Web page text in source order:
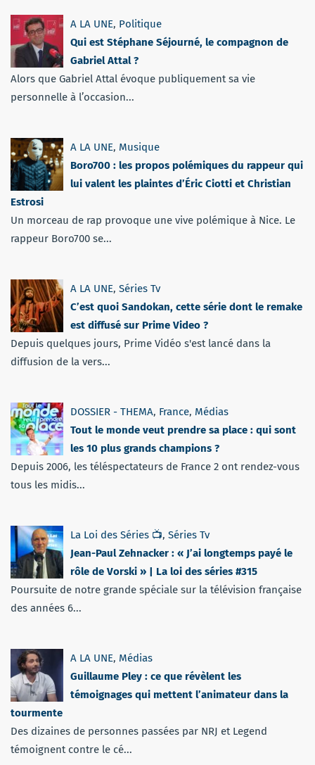
A LA UNE, Politique
Qui est Stéphane Séjourné, le compagnon de
Gabriel Attal ?
Alors que Gabriel Attal évoque publiquement sa vie
personnelle à l’occasion...
A LA UNE, Musique
Boro700 : les propos polémiques du rappeur qui
lui valent les plaintes d’Éric Ciotti et Christian
Estrosi
Un morceau de rap provoque une vive polémique à Nice. Le
rappeur Boro700 se...
A LA UNE, Séries Tv
C’est quoi Sandokan, cette série dont le remake
est diffusé sur Prime Video ?
Depuis quelques jours, Prime Vidéo s'est lancé dans la
diffusion de la vers...
DOSSIER - THEMA, France, Médias
Tout le monde veut prendre sa place : qui sont
les 10 plus grands champions ?
Depuis 2006, les téléspectateurs de France 2 ont rendez-vous
tous les midis...
La Loi des Séries 📺, Séries Tv
Jean-Paul Zehnacker : « J’ai longtemps payé le
rôle de Vorski » | La loi des séries #315
Poursuite de notre grande spéciale sur la télévision française
des années 6...
A LA UNE, Médias
Guillaume Pley : ce que révèlent les
témoignages qui mettent l’animateur dans la
tourmente
Des dizaines de personnes passées par NRJ et Legend
témoignent contre le cé...